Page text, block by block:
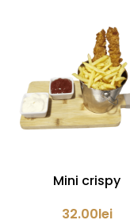
Mini crispy
32.00lei